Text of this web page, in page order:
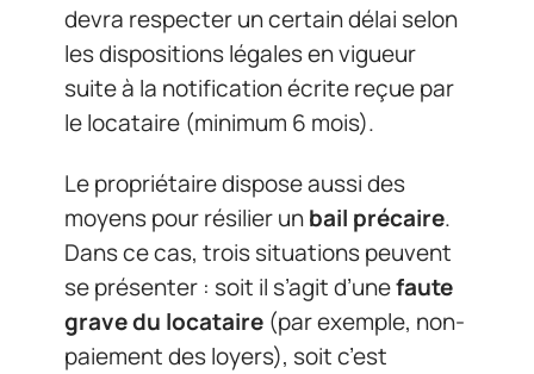
devra respecter un certain délai selon
les dispositions légales en vigueur
suite à la notification écrite reçue par
le locataire (minimum 6 mois).
Le propriétaire dispose aussi des
moyens pour résilier unbail précaire.
Dans ce cas, trois situations peuvent
se présenter : soit il s’agit d’unefaute
grave du locataire (par exemple, non-
paiement des loyers), soit c’est